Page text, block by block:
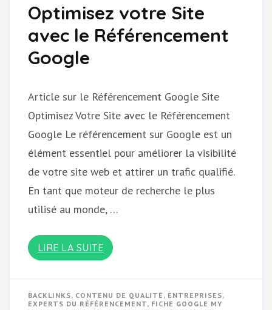
Optimisez votre Site
avec le Référencement
Google
Article sur le Référencement Google Site
Optimisez Votre Site avec le Référencement
Google Le référencement sur Google est un
élément essentiel pour améliorer la visibilité
de votre site web et attirer un trafic qualifié.
En tant que moteur de recherche le plus
utilisé au monde, …
LIRE LA SUITE
BACKLINKS, CONTENU DE QUALITÉ , ENTREPRISES,
EXPERTS DU RÉFÉRENCEMENT, FICHE GOOGLE MY